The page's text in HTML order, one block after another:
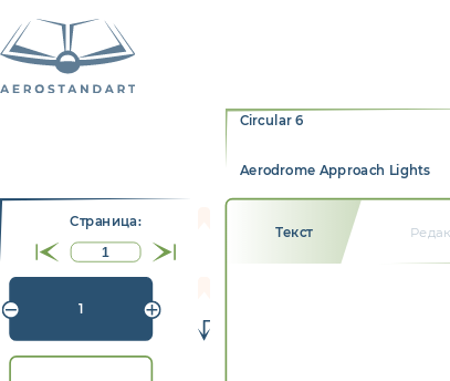
Circular 6
Aerodrome Approach Lights
Страницa:
1
Текст